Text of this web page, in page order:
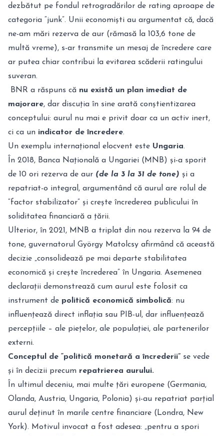
dezbătut pe fondul retrogradărilor de rating aproape de
categoria “junk”. Unii economiști au argumentat că, dacă
ne-am mări rezerva de aur (rămasă la 103,6 tone de
multă vreme), s-ar transmite un mesaj de încredere care
ar putea chiar contribui la evitarea scăderii ratingului
suveran.
BNR a răspuns că nu există un plan imediat de
majorare, dar discuția în sine arată conștientizarea
conceptului: aurul nu mai e privit doar ca un activ inert,
ci ca un indicator de încredere.
Un exemplu internațional elocvent este Ungaria.
În 2018, Banca Națională a Ungariei (MNB) și-a sporit
de 10 ori rezerva de aur (de la 3 la 31 de tone) și a
repatriat-o integral, argumentând că aurul are rolul de
“factor stabilizator” și crește încrederea publicului în
soliditatea financiară a țării.
Ulterior, în 2021, MNB a triplat din nou rezerva la 94 de
tone, guvernatorul György Matolcsy afirmând că această
decizie „consolidează pe mai departe stabilitatea
economică și crește încrederea” în Ungaria. Asemenea
declarații demonstrează cum aurul este folosit ca
instrument de politică economică simbolică: nu
influențează direct inflația sau PIB-ul, dar influențează
percepțiile – ale piețelor, ale populației, ale partenerilor
externi.
Conceptul de “politică monetară a încrederii” se vede
și în decizii precum repatrierea aurului.
În ultimul deceniu, mai multe țări europene (Germania,
Olanda, Austria, Ungaria, Polonia) și-au repatriat parțial
aurul deținut în marile centre financiare (Londra, New
York). Motivul invocat a fost adesea: „pentru a spori